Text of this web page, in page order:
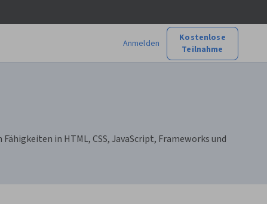
Anmelden
Kostenlose
Teilnahme
in HTML, CSS, JavaScript, Frameworks und